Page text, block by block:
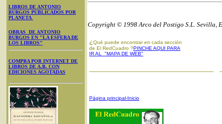
LIBROS DE ANTONIO
BURGOS PUBLICADOS POR
PLANETA
OBRAS DE ANTONIO
BURGOS EN "LA ESFERA DE
LOS LIBROS"
COMPRA POR INTERNET DE
LIBROS DE A.B. CON
EDICIONES AGOTADAS
Copyright © 1998 Arco del Postigo S.L. Sevilla,
¿ Qué puede encontrar en cada sección
de El RedCuadro ?PINCHE AQUI PARA
IR AL "MAPA DE WEB"
Página principal-Inicio